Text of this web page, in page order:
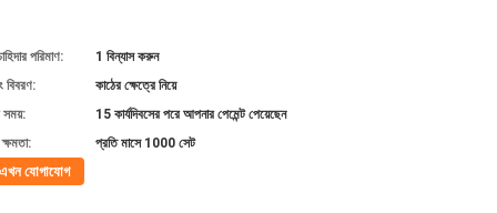
পরিমাণ:
1 বিন্যাস করুন
বিবরণ:
কাঠের ক্ষেত্রে নিয়ে
সময়:
15 কার্যদিবসের পরে আপনার পেমেন্ট পেয়েছেন
প্রতি মাসে 1000 সেট
এখন যোগাযোগ